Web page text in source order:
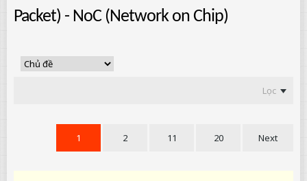
Packet) - NoC (Network on Chip)
Lọc
1 2 11 20 Next